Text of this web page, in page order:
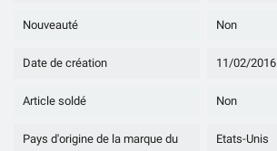
Nouveauté Non
Date de création 11/02/2016
Article soldé Non
Pays d'origine de la marque du
Etats-Unis